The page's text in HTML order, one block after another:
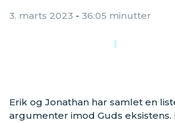
3. marts 2023 - 36:05 minutter
Erik og Jonathan har samlet en
argumenter imod Guds eksistens.